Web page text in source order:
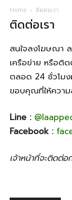
Home ติดต่อเรา
ติดต่อเรา
สนใจลงโฆษณา
เครือข่าย หรือติ
ตลอด 24 ชั่วโม
ขอบคุณที่ให้ความ
Line :
Facebook :
เจ้าหน้าที่จะติดต่